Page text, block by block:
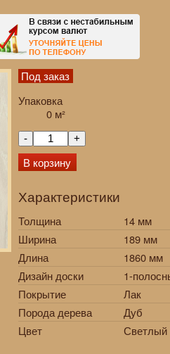
Под заказ
Упаковка
0 м²
- +
В корзину
Характеристики
Толщина
14 мм
Ширина
189 мм
Длина
1860 мм
Дизайн доски
1-
Покрытие
Лак
Порода дерева
Дуб
Цвет
Светлый